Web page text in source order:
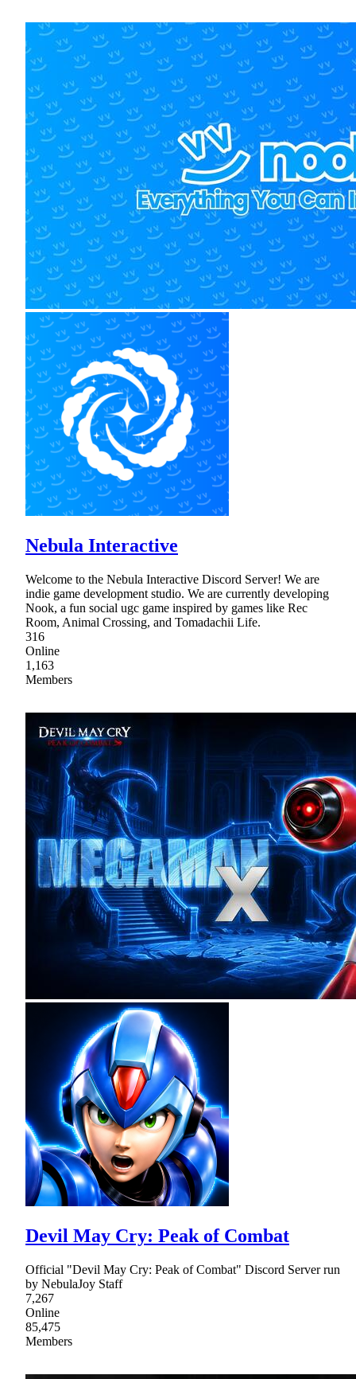
Nebula Interactive
Welcome to the Nebula Interactive Discord Server! We are
indie game development studio. We are currently developing
Nook, a fun social ugc game inspired by games like Rec
Room, Animal Crossing, and Tomadachii Life.
316
Online
1,163
Members
Devil May Cry: Peak of Combat
Official "Devil May Cry: Peak of Combat" Discord Server run
by NebulaJoy Staff
7,267
Online
85,475
Members